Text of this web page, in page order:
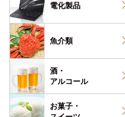
電化製品
魚介類
酒・
アルコール
お菓子・